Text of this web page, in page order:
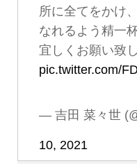
所に全てをかけ
なれるよう精一
宜しくお願い致
pic.twitter.com/
— 吉田 菜々世
10, 2021